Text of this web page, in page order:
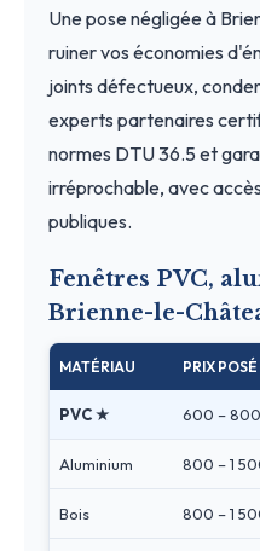
Une pose négligée à
ruiner vos économies
joints défectueux,
experts partenaires
normes DTU 36.5 et
irréprochable, avec
publiques.
Fenêtres PVC,
Brienne-le-
MATÉRIAU PRIX
PVC ★ 600 –
Aluminium 800 – 1
Bois 800 – 1